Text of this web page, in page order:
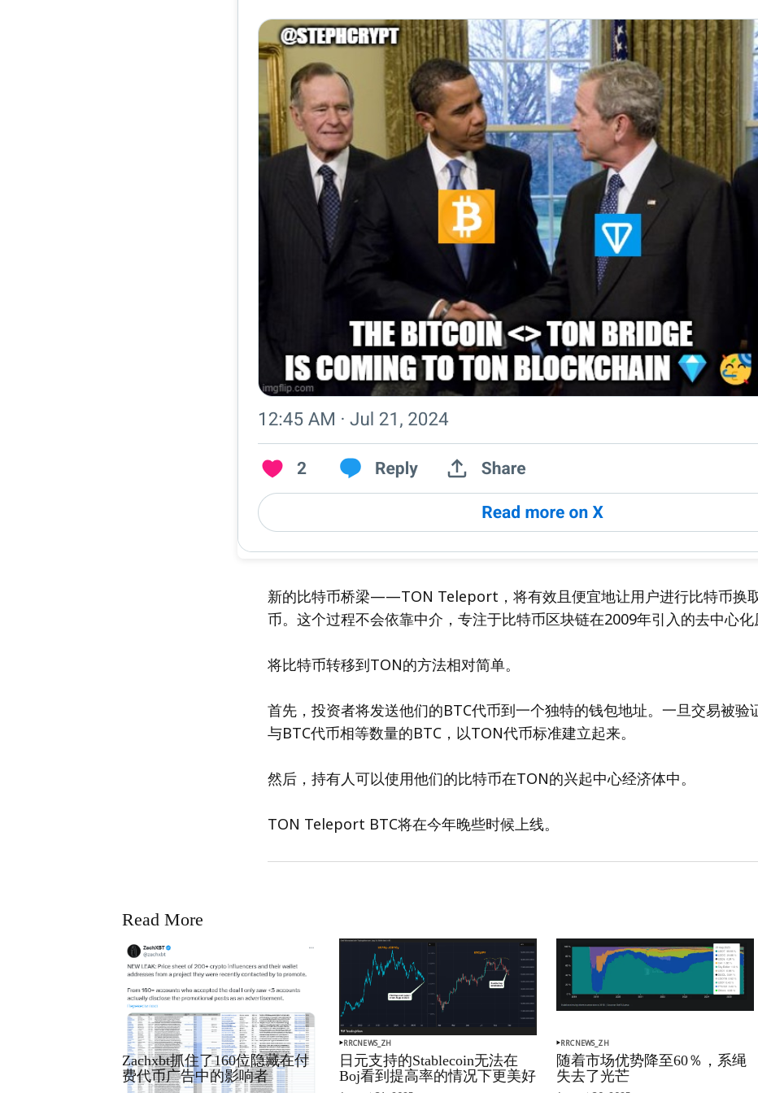
新的比特币桥梁——TON Teleport，将有效且便宜地让用户进行比特币换
币。这个过程不会依靠中介，专注于比特币区块链在2009年引入的去中心化
将比特币转移到TON的方法相对简单。
首先，投资者将发送他们的BTC代币到一个独特的钱包地址。一旦交易被验
与BTC代币相等数量的BTC，以TON代币标准建立起来。
然后，持有人可以使用他们的比特币在TON的兴起中心经济体中。
TON Teleport BTC将在今年晚些时候上线。
Read More
RRCNEWS_ZH
Zachxbt抓住了160位隐藏在付
费代币广告中的影响者
RRCNEWS_ZH
日元支持的Stablecoin无法在
Boj看到提高率的情况下更美好
RRCNEWS_ZH
随着市场优势降至60％，系绳
失去了光芒